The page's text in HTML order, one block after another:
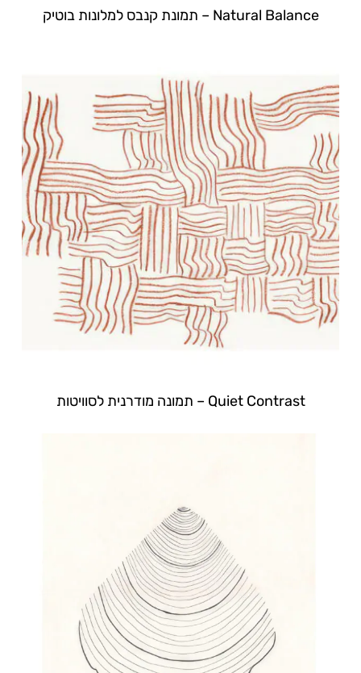
Natural Balance – תמונת קנבס למלונות בוטיק
Quiet Contrast – תמונה מודרנית לסוויטות